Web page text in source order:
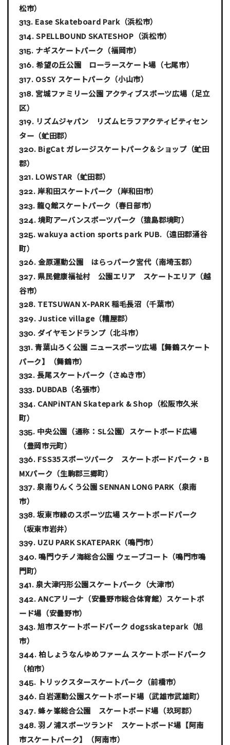
松市）
Ease Skateboard Park（浜松市）
SPELLBOUND SKATESHOP （浜松市）
ナギスケートパーク （福岡市）
希望の丘公園 ローラースケート場 （七尾市）
OSSY スケートパーク （小山市）
宮城ファミリー公園 アクティブスポーツ広場 （足立
区）
リズムジャパン リズムヒラフアクティビティセン
ター （虻田郡）
BigCat ガレージスケートパーク＆ショップ（虻田
郡）
LOWSTAR （虻田郡）
岸和田スケートパーク （岸和田市）
龍Q館スケートパーク （春日部市）
境町アーバンスポーツパーク （猿島郡境町）
wakuya action sports park PUB. （遠田郡涌谷
町）
金原運動公園 はらっパーク宮代（南埼玉郡）
県民健康福祉村 公園エリア スケートエリア （越
谷市）
TETSUWAN X-PARK 稲毛長沼 （千葉市）
Justice village（糟屋郡）
ダイヤモンドランプ（北斗市）
青葉山ろく公園 ニュースポーツ広場【舞鶴スケート
パーク】
（舞鶴市）
長尾スケートパーク （さぬき市）
DUBDAB（名張市）
CANPiNTAN Skatepark & Shop （松阪市久米
町）
中央公園（通称：SL公園）スケートボード広場
（豊岡市元町）
FSS35スポーツパーク スケートボードパーク・B
MXパーク （生駒郡三郷町）
泉南りんくう公園 SENNAN LONG PARK （泉南
市）
坂東市緑のスポーツ広場 スケートボードパーク
（坂東市岩井）
UZU PARK SKATEPARK（鳴門市）
鳴門ウチノ海総合公園 ウェーブコート （鳴門市鳴
門町）
泉大津円形公園スケートパーク （大津市）
ANCアリーナ（安曇野市総合体育館）スケートボ
ード場 （安曇野市）
旭市スケートボードパーク dogsskatepark（旭
市）
柏しょうなんゆめファーム スケートボードパーク
（柏市）
トリックスタースケートパーク （前橋市）
白岩運動公園スケートボード場 （武雄市武雄町）
蜂ヶ峯総合公園 スケートボード場 （玖珂郡）
羽ノ浦スポーツランド スケートボード場【阿南
市スケートパーク】
（阿南市）